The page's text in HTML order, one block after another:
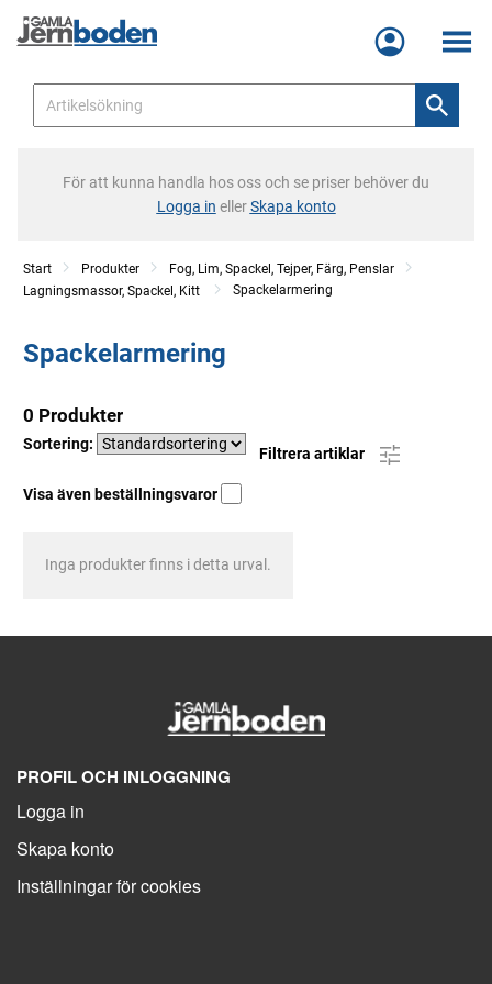
Meny
För att kunna handla hos oss och se priser behöver du
Logga in ellerSkapa konto
Start Produkter
Fog, Lim, Spackel, Tejper, Färg, Penslar
Lagningsmassor, Spackel, Kitt
Spackelarmering
Spackelarmering
0 Produkter
Sortering:
Filtrera artiklar
Visa även beställningsvaror
Inga produkter finns i detta urval.
PROFIL OCH INLOGGNING
Logga in
Skapa konto
Inställningar för cookies